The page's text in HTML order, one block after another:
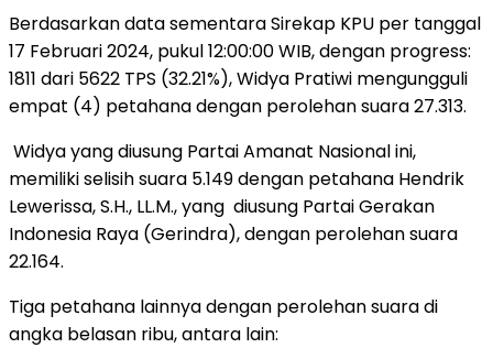
Berdasarkan data sementara Sirekap KPU per tanggal
17 Februari 2024, pukul 12:00:00 WIB, dengan progress:
1811 dari 5622 TPS (32.21%), Widya Pratiwi mengungguli
empat (4) petahana dengan perolehan suara 27.313.
Widya yang diusung Partai Amanat Nasional ini,
memiliki selisih suara 5.149 dengan petahana Hendrik
Lewerissa, S.H., LL.M., yang diusung Partai Gerakan
Indonesia Raya (Gerindra), dengan perolehan suara
22.164.
Tiga petahana lainnya dengan perolehan suara di
angka belasan ribu, antara lain: